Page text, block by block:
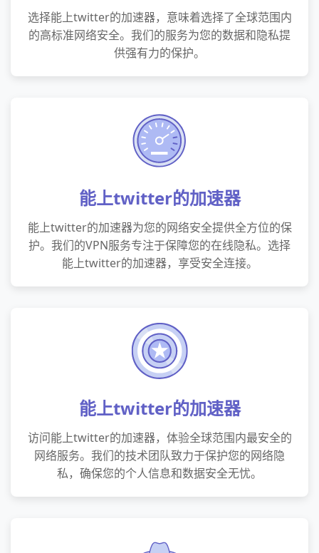
选择能上twitter的加速器，意味着选择了全球范围内
的高标准网络安全。我们的服务为您的数据和隐私提
供强有力的保护。
能上twitter的加速器
能上twitter的加速器为您的网络安全提供全方位的保
护。我们的VPN服务专注于保障您的在线隐私。选择
能上twitter的加速器，享受安全连接。
能上twitter的加速器
访问能上twitter的加速器，体验全球范围内最安全的
网络服务。我们的技术团队致力于保护您的网络隐
私，确保您的个人信息和数据安全无忧。